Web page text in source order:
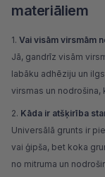
materiāliem
Vai visām virsmām
Jā, gandrīz visām
labāku adhēziju un
virsmas un nodrošina,
Kāda ir atšķirība
Universālā grunts ir
vai ģipša, bet koka
no mitruma un